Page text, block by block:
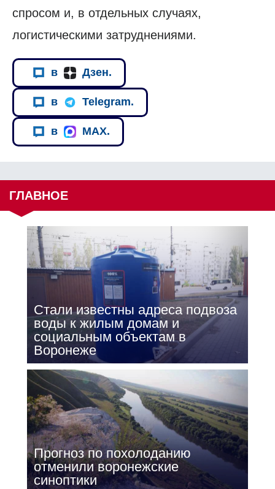
спросом и, в отдельных случаях,
логистическими затруднениями.
в Дзен.
в Telegram.
в MAX.
ГЛАВНОЕ
Стали известны адреса подвоза
воды к жилым домам и
социальным объектам в
Воронеже
Прогноз по похолоданию
отменили воронежские
синоптики